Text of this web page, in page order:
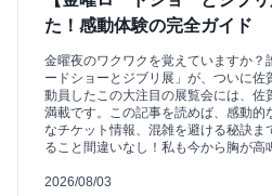
た！感動体験の完全ガイド
金曜夜のワクワクを覚えていますか？
ードショーとジブリ展」が、ついに
動員したこの大注目の展覧会には、佐
満載です。この記事を読めば、感動的
なチケット情報、混雑を避ける秘訣ま
ること間違いなし！私も今から胸が高
2026/08/03